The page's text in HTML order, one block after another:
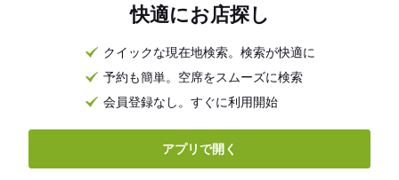
快適にお店探し
クイックな現在地検索。検索が快適に
予約も簡単。空席をスムーズに検索
会員登録なし。すぐに利用開始
アプリで開く